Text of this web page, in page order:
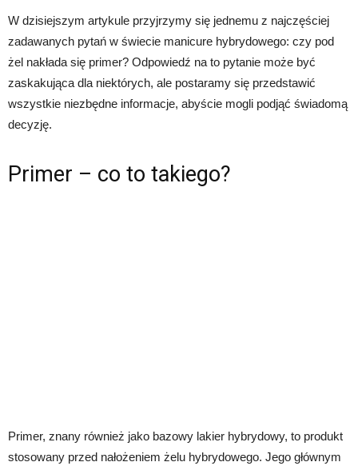
W dzisiejszym artykule przyjrzymy się jednemu z najczęściej
zadawanych pytań w świecie manicure hybrydowego: czy pod
żel nakłada się primer? Odpowiedź na to pytanie może być
zaskakująca dla niektórych, ale postaramy się przedstawić
wszystkie niezbędne informacje, abyście mogli podjąć świadomą
decyzję.
Primer – co to takiego?
Primer, znany również jako bazowy lakier hybrydowy, to produkt
stosowany przed nałożeniem żelu hybrydowego. Jego głównym